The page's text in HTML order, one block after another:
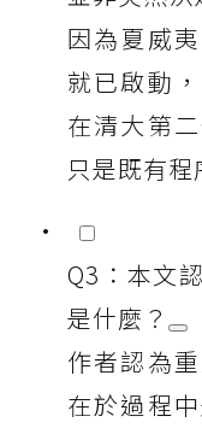
因為夏威
就已啟動
在清大第
只是既有程
Q3：本文
是什麼？
作者認為
在於過程